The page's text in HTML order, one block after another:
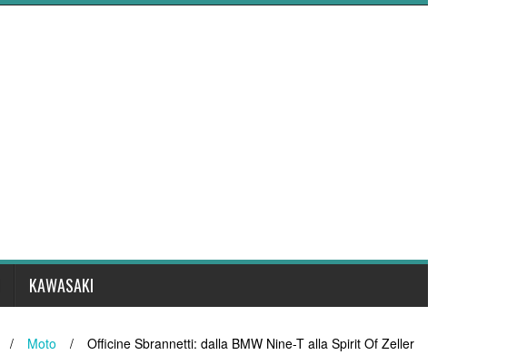
KAWASAKI
/ Moto / Officine Sbrannetti: dalla BMW Nine-T alla Spirit Of Zeller